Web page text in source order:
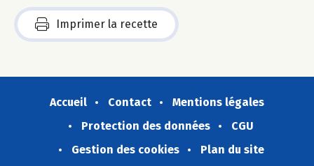
Imprimer la recette
Accueil Contact
Mentions légales
Protection des données
CGU
Gestion des cookies
Plan du site